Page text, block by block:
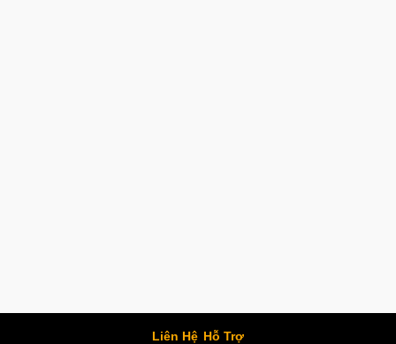
Liên Hệ Hỗ Trợ